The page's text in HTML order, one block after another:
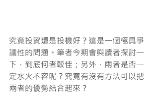
究竟投資還是投機好？這是一個極具爭
議性的問題。筆者今期會與讀者探討一
下，到底何者較佳；另外，兩者是否一
定水火不容呢？究竟有沒有方法可以把
兩者的優勢結合起來？